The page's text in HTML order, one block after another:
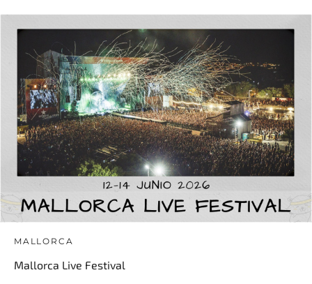
MALLORCA
Mallorca Live Festival